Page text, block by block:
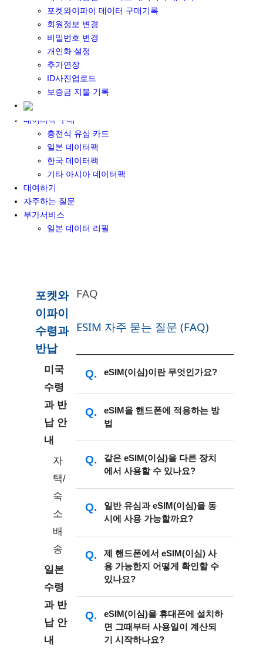
포켓와이파이 데이터 구매기록
회원정보 변경
비밀번호 변경
개인화 설정
추가연장
ID사진업로드
보증금 지불 기록
MACARON DATA
DATA 이용 설명서
유심 구매
일본유심
한국유심
대만유심
기타 아시아 유심
데이터팩 구매
충전식 유심 카드
일본 데이터팩
한국 데이터팩
기타 아시아 데이터팩
대여하기
자주하는 질문
부가서비스
일본 데이터 리필
포켓와
이파이
수령과
반납
미국
수령
과 반
납 안
내
자
택/
숙
소
배
송
일본
수령
과 반
납 안
내
FAQ
ESIM 자주 묻는 질문 (FAQ)
eSIM(이심)이란 무엇인가요?
eSIM(이심)은 물리적인 nano-SIM 카
드를 사용하지 않아도 이동통신사의
셀룰러 요금제를 활성화할 수 있는 디
지털 SIM입니다.
eSIM을 핸드폰에 적용하는 방
법
아이비디오 홈페이지에서 eSIM 상품
을 주문하시면 3분 이내로 이메일로
eSIM QR코드를 받으실 수 있습니다.
이메일에는 활성화 코드도 함께 제공
되니
【바코드 설정 방법】을 참고하
eSIM을 다운로드해 주세요. (QR코드
는 인터넷이 연결 상태에서만 스캔하
※
eSIM 설치 과정에서 "활성화
실패 / 플랜 추가 실패 / 플랜 무
같은 eSIM(이심)을 다른 장치
에서 사용할 수 있나요?
eSIM(이심)은 처음 등록한 장치에서만
사용할 수 있습니다. 한 번 개통된 개통
코드는 개통 후 무효화되므로 다른 장
치에서는 사용할 수 없습니다.
일반 유심과 eSIM(이심)을 동
시에 사용 가능할까요?
듀얼 SIM을 지원하는 장치라면, 일반
유심과 eSIM(이심)을 동시에 사용할
수 있습니다.
제 핸드폰에서 eSIM(이심) 사
용 가능한지 어떻게 확인할 수
있나요?
eSIM을 지원하는 장치
eSIM(이심)을 휴대폰에 설치하
면 그때부터 사용일이 계산되
기 시작하나요?